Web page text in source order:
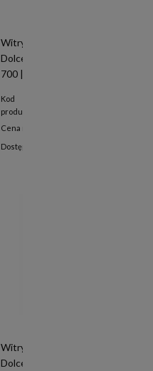
Witryna cukiernicza chłodnicza
Dolce Visione Breve Premium
700 | wersja obniżona |
Kod
produktu:
Cena netto:
Dostępność:
Witryna cukiernicza chłodnicza
Dolce Visione Premium 700 |